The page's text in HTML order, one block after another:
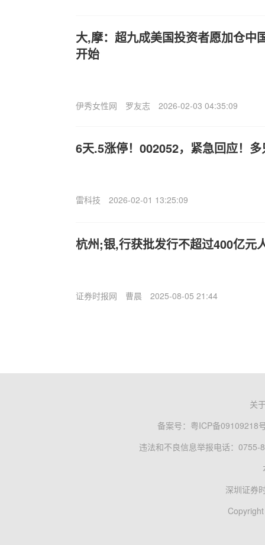
大,摩：超九成美国投资者愿加仓中
开始
伊秀女性网 罗友志 2026-02-03 04:35:09
6天.5涨停！002052，紧急回应！
雷科技 2026-02-01 13:25:09
杭州;银,行获批发行不超过400亿元
证券时报网 曹晨 2025-08-05 21:44
关
备案号： 粤ICP备09109218
违法和不良信息举报电话：0755-
深圳证券